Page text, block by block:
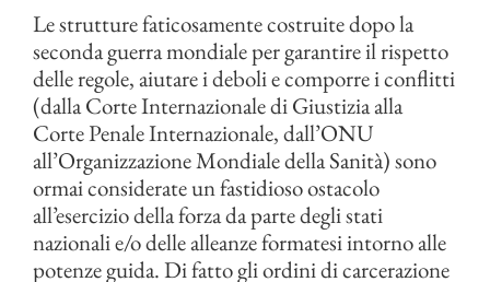
Le strutture faticosamente costruite dopo la
seconda guerra mondiale per garantire il rispetto
delle regole, aiutare i deboli e comporre i conflitti
(dalla Corte Internazionale di Giustizia alla
Corte Penale Internazionale, dall’ONU
all’Organizzazione Mondiale della Sanità) sono
ormai considerate un fastidioso ostacolo
all’esercizio della forza da parte degli stati
nazionali e/o delle alleanze formatesi intorno alle
potenze guida. Di fatto gli ordini di carcerazione